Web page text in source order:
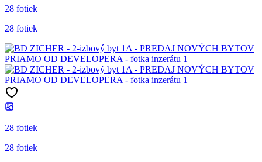
28 fotiek
28 fotiek
28 fotiek
28 fotiek